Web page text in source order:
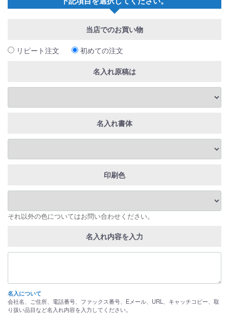
当店でのお買い物
リピート注文 初めての注文
名入れ原稿は
名入れ書体
印刷色
それ以外の色についてはお問い合わせください。
名入れ内容を入力
名入について
会社名、ご住所、電話番号、ファックス番号、Eメール、URL、キャッチコピー、取
り扱い品目など名入れ内容を入力してください。